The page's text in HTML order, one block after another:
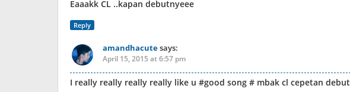
Eaaakk CL ..kapan debutnyeee
Reply
amandhacutesays:
April 15, 2015 at 6:57 pm
I really really really really like u #good song # mbak cl cepetan debut